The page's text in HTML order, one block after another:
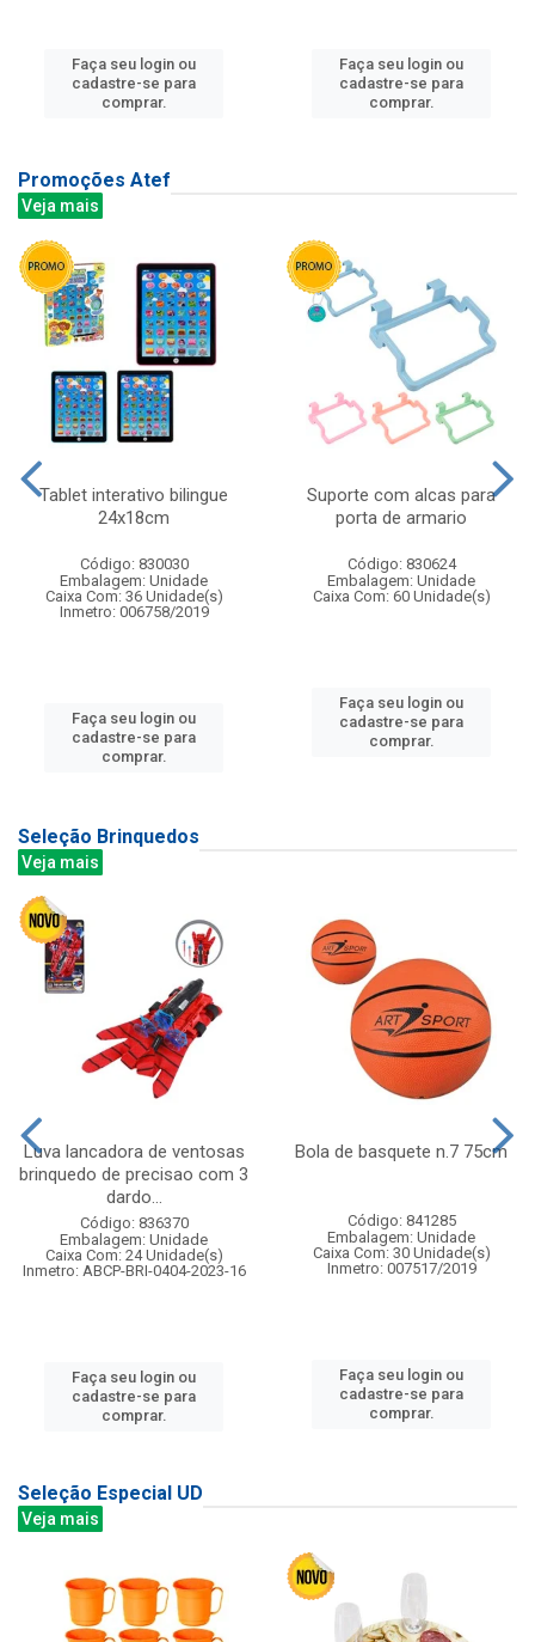
Faça seu login ou
cadastre-se para
comprar.
Faça seu login ou
cadastre-se para
comprar.
Promoções Atef
Veja mais
Tablet interativo bilingue
24x18cm
Código: 830030
Embalagem: Unidade
Caixa Com: 36 Unidade(s)
Inmetro: 006758/2019
Faça seu login ou
cadastre-se para
comprar.
Suporte com alcas para
porta de armario
Código: 830624
Embalagem: Unidade
Caixa Com: 60 Unidade(s)
Faça seu login ou
cadastre-se para
comprar.
Seleção Brinquedos
Veja mais
Luva lancadora de ventosas
brinquedo de precisao com 3
dardo...
Código: 836370
Embalagem: Unidade
Caixa Com: 24 Unidade(s)
Inmetro: ABCP-BRI-0404-2023-16
Faça seu login ou
cadastre-se para
comprar.
Bola de basquete n.7 75cm
Código: 841285
Embalagem: Unidade
Caixa Com: 30 Unidade(s)
Inmetro: 007517/2019
Faça seu login ou
cadastre-se para
comprar.
Seleção Especial UD
Veja mais